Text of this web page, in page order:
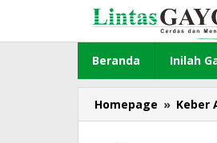
konten
Beranda Inilah
Homepage » Keber